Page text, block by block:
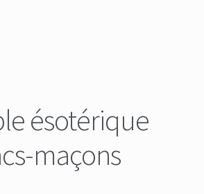
ésotérique
maçons